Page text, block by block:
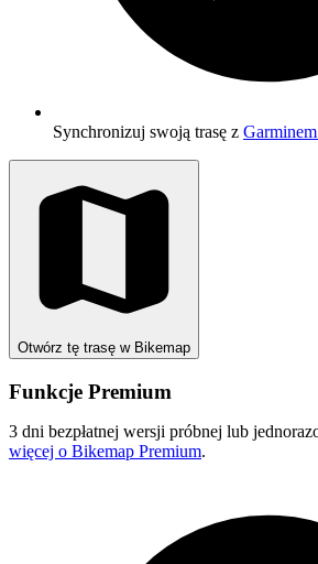
Synchronizuj swoją trasę z
Otwórz tę trasę w Bikemap
Funkcje Premium
3 dni bezpłatnej wersji próbnej lub
więcej o Bikemap Premium.